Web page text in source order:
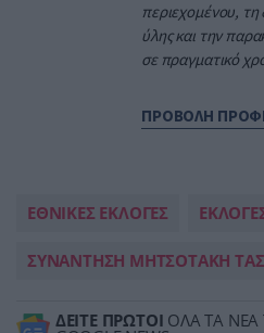
περιεχομένου, τη
ύλης και την
σε πραγματικό
ΠΡΟΒΟΛΗ
ΕΘΝΙΚΕΣ ΕΚΛΟΓΕΣ
ΣΥΝΑΝΤΗΣΗ ΜΗΤΣΟΤΑΚΗ
ΔΕΙΤΕ ΠΡΩΤΟΙ ΟΛΑ ΤΑ ΝΕΑ